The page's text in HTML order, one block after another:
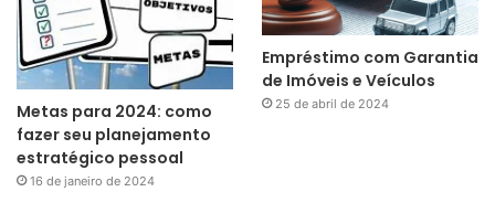
Metas para 2024: como
fazer seu planejamento
estratégico pessoal
16 de janeiro de 2024
Empréstimo com Garantia
de Imóveis e Veículos
25 de abril de 2024